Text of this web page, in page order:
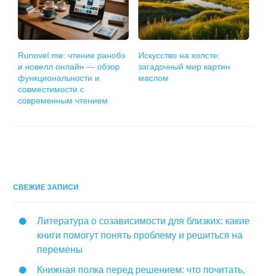
Runovel.me: чтение ранобэ
и новелл онлайн — обзор
функциональности и
совместимости с
современным чтением
Искусство на холсте:
загадочный мир картин
маслом
СВЕЖИЕ ЗАПИСИ
Литература о созависимости для близких: какие
книги помогут понять проблему и решиться на
перемены
Книжная полка перед решением: что почитать,